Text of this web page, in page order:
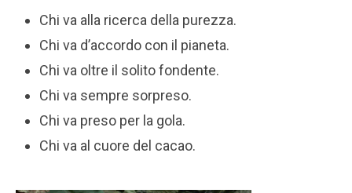
Chi va alla ricerca della purezza.
Chi va d’accordo con il pianeta.
Chi va oltre il solito fondente.
Chi va sempre sorpreso.
Chi va preso per la gola.
Chi va al cuore del cacao.